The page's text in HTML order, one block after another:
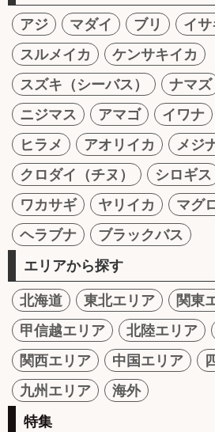
アジ マダイ ブリ イサ
スルメイカ
ケンサキイカ
スズキ（シーバス）
ナマズ
ニジマス
アマゴ イワナ
ヒラメ
アオリイカ
メジ
クロダイ（チヌ）
シロギス
ワカサギ
ヤリイカ マグ
ヘラブナ
ブラックバス
エリアから探す
北海道 東北エリア
関東
甲信越エリア
北陸エリア
関西エリア
中国エリア
九州エリア
海外
特集